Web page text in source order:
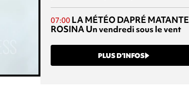
07:00 LA MÉTÉO DAPRÉ MATANTE
ROSINAUn vendredi sous le vent
PLUS D’INFOS